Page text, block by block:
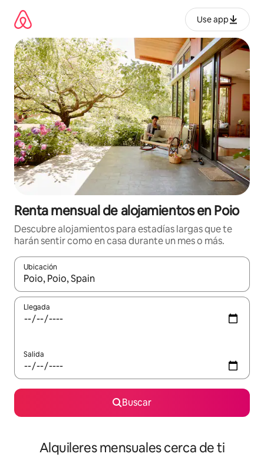
contenido
Use app
Renta mensual de alojamientos en Poio
Descubre alojamientos para estadías largas que te
harán sentir como en casa durante un mes o más.
Ubicación
Cuando los resultados estén disponibles, navega con las
Llegada
Salida
Buscar
Alquileres mensuales cerca de ti